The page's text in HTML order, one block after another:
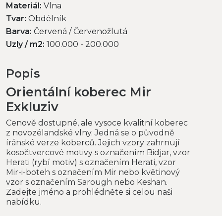
Materiál: Vlna
Tvar: Obdélník
Barva: Červená / Červenožlutá
Uzly / m2: 100.000 - 200.000
Popis
Orientální koberec Mir
Exkluziv
Cenově dostupné, ale vysoce kvalitní koberec
z novozélandské vlny. Jedná se o původně
íránské verze koberců. Jejich vzory zahrnují
kosočtvercové motivy s označením Bidjar, vzor
Herati (rybí motiv) s označením Herati, vzor
Mir-i-boteh s označením Mir nebo květinový
vzor s označením Sarough nebo Keshan.
Zadejte jméno a prohlédněte si celou naši
nabídku.